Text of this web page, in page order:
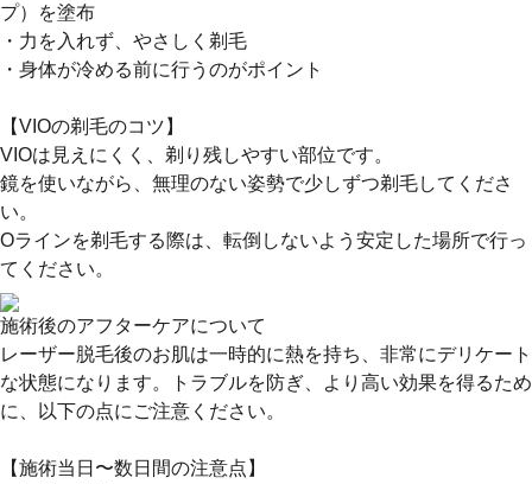
プ）を塗布
・力を入れず、やさしく剃毛
・身体が冷める前に行うのがポイント
【VIOの剃毛のコツ】
VIOは見えにくく、剃り残しやすい部位です。
鏡を使いながら、無理のない姿勢で少しずつ剃毛してくださ
い。
Oラインを剃毛する際は、転倒しないよう安定した場所で行っ
てください。
施術後のアフターケアについて
レーザー脱毛後のお肌は一時的に熱を持ち、非常にデリケート
な状態になります。トラブルを防ぎ、より高い効果を得るため
に、以下の点にご注意ください。
【施術当日〜数日間の注意点】